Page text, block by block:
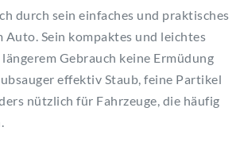
durch sein einfaches und praktisches
Auto. Sein kompaktes und leichtes
Gebrauch keine Ermüdung
effektiv Staub, feine Partikel
nützlich für Fahrzeuge, die häufig